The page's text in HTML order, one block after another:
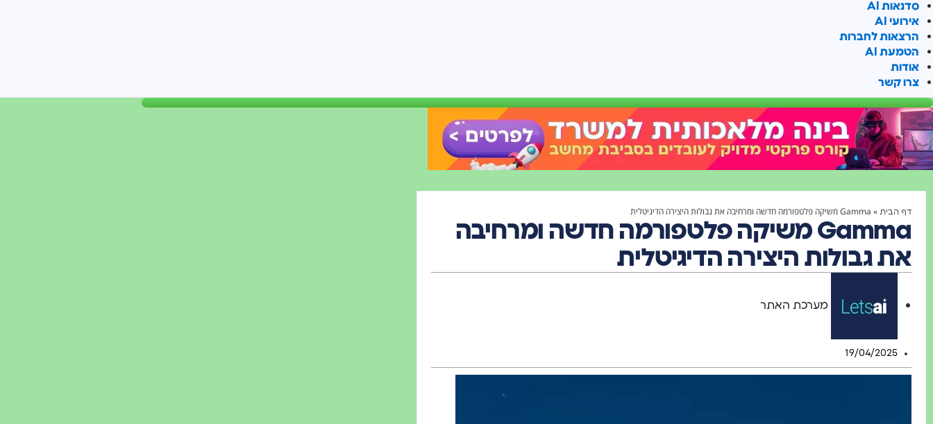
סדנאות AI
אירועי AI
הרצאות לחברות
הטמעת AI
אודות
צרו קשר
דף הבית » Gamma משיקה פלטפורמה חדשה ומרחיבה את גבולות היצירה הדיגיטלית
Gamma משיקה פלטפורמה חדשה ומרחיבה
את גבולות היצירה הדיגיטלית
מערכת האתר
19/04/2025